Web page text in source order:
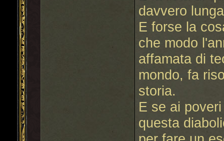
davvero
E forse la
che modo
affamata di
mondo, fa
storia.
E se ai
questa